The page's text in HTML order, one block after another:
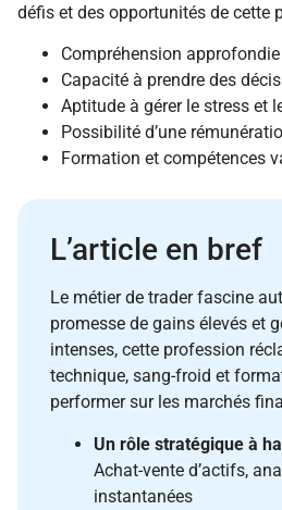
défis et des opportunités de cette
Compréhension
Capacité à prendre des
Aptitude à gérer le stress et
Possibilité d’une
Formation et compétences
L’article en bref
Le métier de trader fascine
promesse de gains élevés et
intenses, cette profession
technique, sang-froid et
performer sur les marchés
Un rôle stratégique à
Achat-vente d’actifs,
instantanées